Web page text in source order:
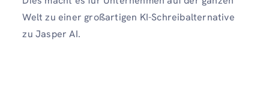
Welt zu einer großartigen KI-Schreibalternative
zu Jasper AI.